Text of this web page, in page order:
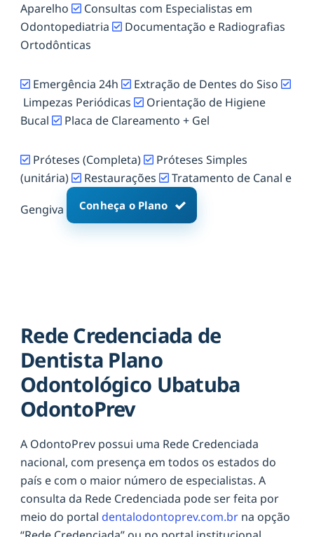
Aparelho
Consultas com Especialistas em
Odontopediatria
Documentação e Radiografias
Ortodônticas
Emergência 24h
Extração de Dentes do Siso
Limpezas Periódicas
Orientação de Higiene
Bucal
Placa de Clareamento + Gel
Próteses (Completa)
Próteses Simples
(unitária)
Restaurações Tratamento de Canal e
Gengiva Conheça o Plano
Rede Credenciada de
Dentista Plano
Odontológico Ubatuba
OdontoPrev
A OdontoPrev possui uma Rede Credenciada
nacional, com presença em todos os estados do
país e com o maior número de especialistas. A
consulta da Rede Credenciada pode ser feita por
meio do portal dentalodontoprev.com.br na opção